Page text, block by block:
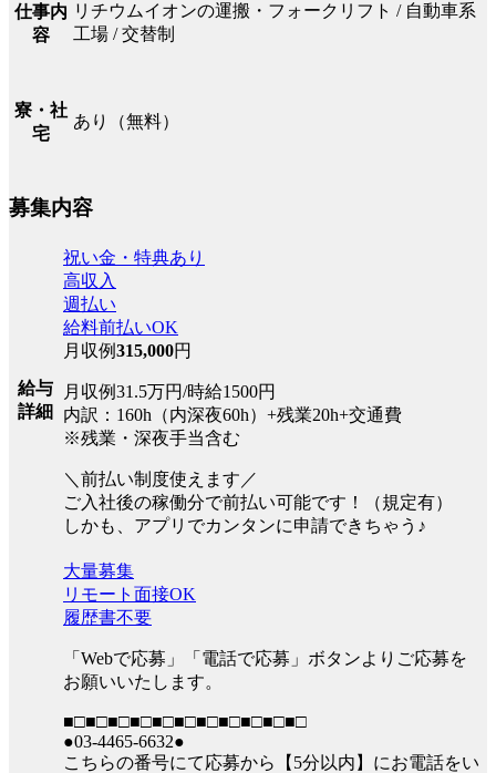
仕事内
容
リチウムイオンの運搬・フォークリフト / 自動車系
工場 / 交替制
寮・社
宅
あり（無料）
募集内容
給与
詳細
祝い金・特典あり
高収入
週払い
給料前払いOK
月収例315,000円
月収例31.5万円/時給1500円
内訳：160h（内深夜60h）+残業20h+交通費
※残業・深夜手当含む
＼前払い制度使えます／
ご入社後の稼働分で前払い可能です！（規定有）
しかも、アプリでカンタンに申請できちゃう♪
大量募集
リモート面接OK
履歴書不要
「Webで応募」「電話で応募」ボタンよりご応募を
お願いいたします。
■□■□■□■□■□■□■□■□■□■□■□
●03-4465-6632●
こちらの番号にて応募から【5分以内】にお電話をい